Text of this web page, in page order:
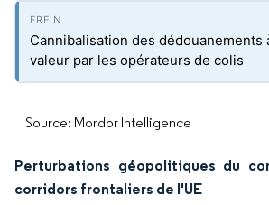
Cannibalisation des dédouanements
valeur par les opérateurs de colis
Source: Mordor Intelligence
Perturbations géopolitiques du
corridors frontaliers de l'UE